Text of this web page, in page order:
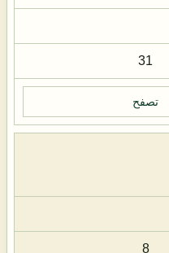
31
تصفح
8